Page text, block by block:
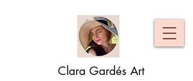
Clara Gardés Art